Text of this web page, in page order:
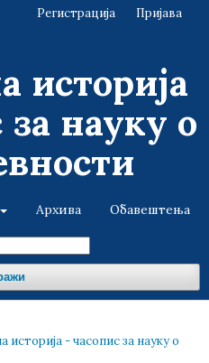
историја
науку о
Архива Обавештења
Регистрација Пријава
историја - часопис за науку о